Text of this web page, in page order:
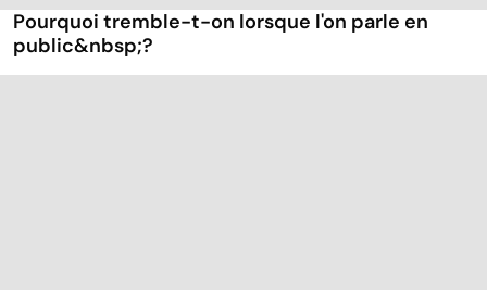
Pourquoi tremble-t-on lorsque l'on parle en
public&nbsp;?